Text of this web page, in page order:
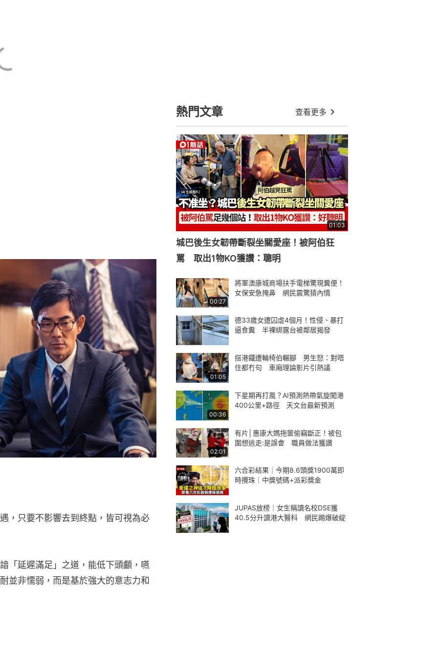
，只要不影響去到終點，皆可視為必
「延遲滿足」之道，能低下頭顱，嚥
並非懦弱，而是基於強大的意志力和
400公里+路徑 天文台最新預測
02:01
有片│惠康大媽拖篋偷竊斷正！被包
圍想逃走:是誤會 職員做法獲讚
六合彩結果｜今期8.6頭獎1900萬即
時攪珠｜中獎號碼+派彩獎金
JUPAS放榜｜女生稱讀名校DSE獲
40.5分升讀港大醫科 網民踢爆破綻